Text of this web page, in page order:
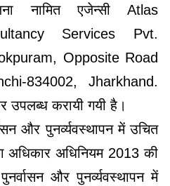
नामित एजेन्सी Atlas
Services Pvt.
Opposite Road
834002, Jharkhand.
उपलब्ध करायी गयी है।
और पुनर्व्यवस्थापन में उचित
अधिकार अधिनियम 2013 की
और पुनर्व्यवस्थापन में